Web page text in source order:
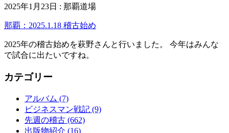
2025年1月23日 : 那覇道場
那覇：2025.1.18 稽古始め
2025年の稽古始めを萩野さんと行いました。 今年はみんな
で試合に出たいですね。
カテゴリー
アルバム (7)
ビジネスマン戦記 (9)
先週の稽古 (662)
出版物紹介 (16)